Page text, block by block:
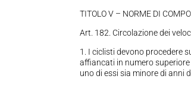
TITOLO V – NORME DI
Art. 182. Circolazione dei
1. I ciclisti devono procedere
affiancati in numero
uno di essi sia minore di anni